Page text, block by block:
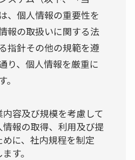
、個人情報の重要性を
報の取扱いに関する法
指針その他の規範を遵
り、個人情報を厳重に
内容及び規模を考慮して
報の取得、利用及び提
に、社内規程を制定
す。